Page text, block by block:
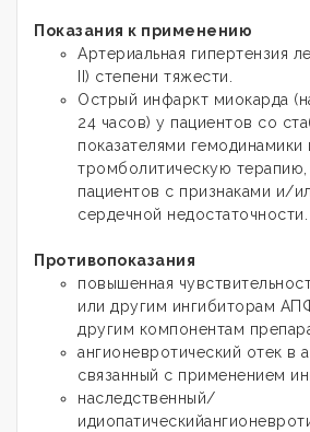
Показания к применению
Артериальная гипертензия
II) степени тяжести.
Острый инфаркт миокарда
24 часов) у пациентов со
показателями
тромболитическую терапию,
пациентов с признаками и/
сердечной недостаточности.
Противопоказания
повышенная
или другим ингибиторам
другим компонентам
ангионевротический отек в
связанный с применением
наследственный/